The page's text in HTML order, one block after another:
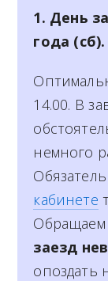
1. День
года (сб).
14.00. В
немного
кабинете
заезд
опоздать